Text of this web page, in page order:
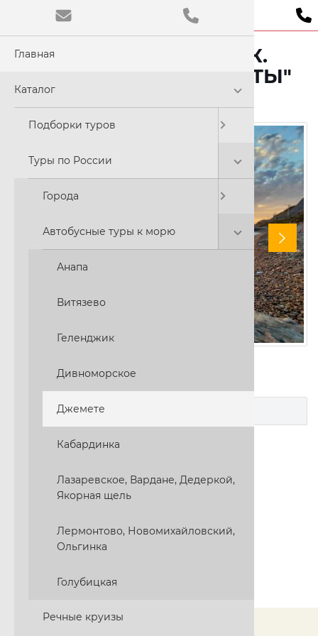
ДЖЕМЕТЕ - ГРАФИК.
ВКЛАДКА "ДОКУМЕНТЫ"
© 2026 ООО "Мир путешествий"
Главная
Каталог
Подборки туров
Туры по России
Города
Автобусные туры к морю
Анапа
Витязево
Геленджик
Дивноморское
Джемете
Кабардинка
Лазаревское, Вардане, Дедеркой,
Якорная щель
Лермонтово, Новомихайловский,
Ольгинка
Голубицкая
Речные круизы
C
Размер
A
Шрифт:
Times